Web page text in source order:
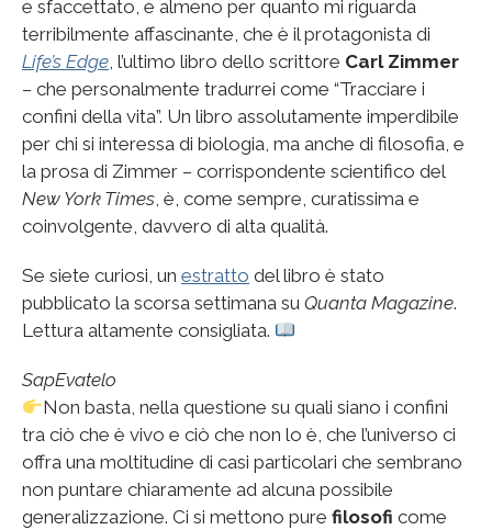
e sfaccettato, e almeno per quanto mi riguarda
terribilmente affascinante, che è il protagonista di
Life’s Edge, l’ultimo libro dello scrittore Carl Zimmer
– che personalmente tradurrei come “Tracciare i
confini della vita”. Un libro assolutamente imperdibile
per chi si interessa di biologia, ma anche di filosofia, e
la prosa di Zimmer – corrispondente scientifico del
New York Times, è, come sempre, curatissima e
coinvolgente, davvero di alta qualità.
Se siete curiosi, un estratto del libro è stato
pubblicato la scorsa settimana su Quanta Magazine.
Lettura altamente consigliata.
SapEvatelo
Non basta, nella questione su quali siano i confini
tra ciò che è vivo e ciò che non lo è, che l’universo ci
offra una moltitudine di casi particolari che sembrano
non puntare chiaramente ad alcuna possibile
generalizzazione. Ci si mettono pure filosofi come